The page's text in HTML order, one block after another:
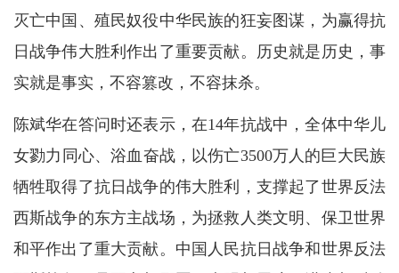
灭亡中国、殖民奴役中华民族的狂妄图谋，为赢得抗
日战争伟大胜利作出了重要贡献。历史就是历史，事
实就是事实，不容篡改，不容抹杀。
陈斌华在答问时还表示，在14年抗战中，全体中华儿
女勠力同心、浴血奋战，以伤亡3500万人的巨大民族
牺牲取得了抗日战争的伟大胜利，支撑起了世界反法
西斯战争的东方主战场，为拯救人类文明、保卫世界
和平作出了重大贡献。中国人民抗日战争和世界反法